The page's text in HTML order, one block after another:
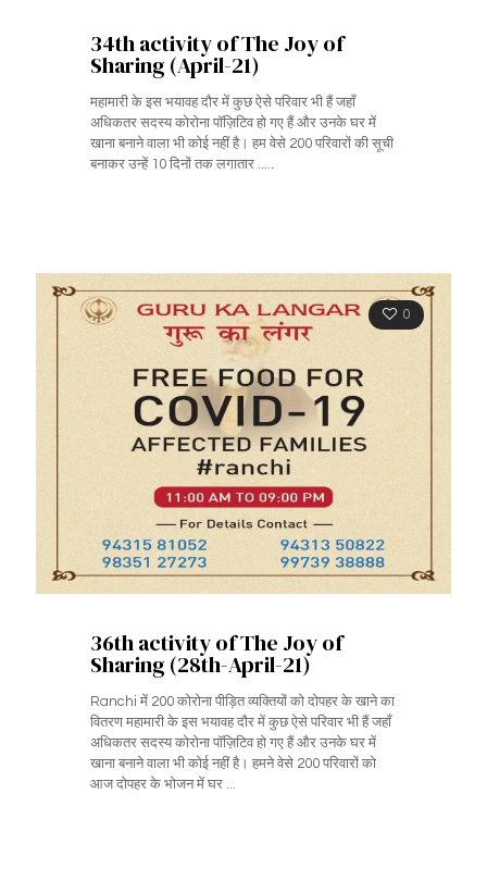
34th activity of The Joy of
Sharing (April-21)
महामारी के इस भयावह दौर में कुछ ऐसे परिवार भी हैं जहाँ
अधिकतर सदस्य कोरोना पॉज़िटिव हो गए हैं और उनके घर में
खाना बनाने वाला भी कोई नहीं है। हम वेसे 200 परिवारों की सूची
बनाकर उन्हें 10 दिनों तक लगातार .....
0
36th activity of The Joy of
Sharing (28th-April-21)
Ranchi में 200 कोरोना पीड़ित व्यक्तियों को दोपहर के खाने का
वितरण महामारी के इस भयावह दौर में कुछ ऐसे परिवार भी हैं जहाँ
अधिकतर सदस्य कोरोना पॉज़िटिव हो गए हैं और उनके घर में
खाना बनाने वाला भी कोई नहीं है। हमने वेसे 200 परिवारों को
आज दोपहर के भोजन में घर ...